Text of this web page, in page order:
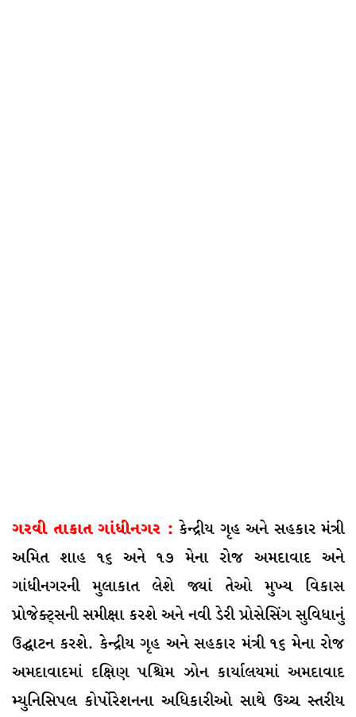
ગરવી તાકાત ગાંધીનગર : કેન્દ્રીય ગૃહ અને સહકાર મંત્રી
અમિત શાહ ૧૬ અને ૧૭ મેના રોજ અમદાવાદ અને
ગાંધીનગરની મુલાકાત લેશે જ્યાં તેઓ મુખ્ય વિકાસ
પ્રોજેક્ટ્સની સમીક્ષા કરશે અને નવી ડેરી પ્રોસેસિંગ સુવિધાનું
ઉદ્ઘાટન કરશે. કેન્દ્રીય ગૃહ અને સહકાર મંત્રી ૧૬ મેના રોજ
અમદાવાદમાં દક્ષિણ પશ્ચિમ ઝોન કાર્યાલયમાં અમદાવાદ
મ્યુનિસિપલ કોર્પોરેશનના અધિકારીઓ સાથે ઉચ્ચ સ્તરીય